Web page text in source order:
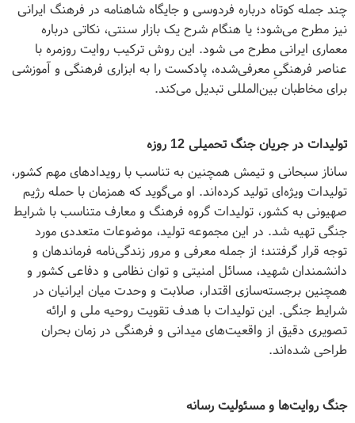
چند جمله کوتاه درباره فردوسی و جایگاه شاهنامه در فرهنگ ایرانی
نیز مطرح می‌شود؛ یا هنگام شرح یک بازار سنتی، نکاتی درباره
معماری ایرانی مطرح می‌ شود. این روش ترکیب روایت روزمره با
عناصر فرهنگیِ معرفی‌شده، پادکست را به ابزاری فرهنگی و آموزشی
برای مخاطبان بین‌المللی تبدیل می‌کند.
تولیدات در جریان جنگ تحمیلی 12 روزه
ساناز سبحانی و تیمش همچنین به تناسب با رویدادهای مهم کشور،
تولیدات ویژه‌ای تولید کرده‌اند. او می‌گوید که همزمان با حمله رژیم
صهیونی به کشور، تولیدات گروه فرهنگ و معارف متناسب با شرایط
جنگی تهیه شد. در این مجموعه تولید، موضوعات متعددی مورد
توجه قرار گرفتند؛ از جمله معرفی و مرور زندگی‌نامه فرماندهان و
دانشمندان شهید، مسائل امنیتی و توان نظامی و دفاعی کشور و
همچنین برجسته‌سازی اقتدار، صلابت و وحدت میان ایرانیان در
شرایط جنگی. این تولیدات با هدف تقویت روحیه ملی و ارائه
تصویری دقیق از واقعیت‌های میدانی و فرهنگی در زمان بحران
طراحی شده‌اند.
جنگ روایت‌ها و مسئولیت رسانه